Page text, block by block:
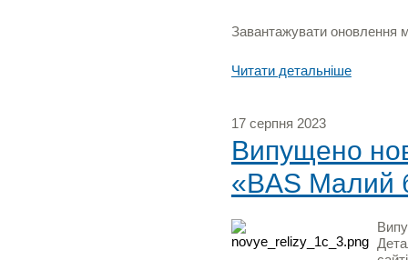
Завантажувати оновлення
Читати детальніше
17 серпня 2023
Випущено
«BAS Малий